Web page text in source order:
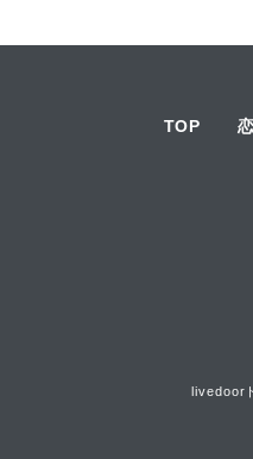
TOP
livedoor